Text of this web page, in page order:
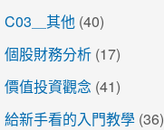
C03＿其他 (40)
個股財務分析 (17)
價值投資觀念 (41)
給新手看的入門教學 (36)